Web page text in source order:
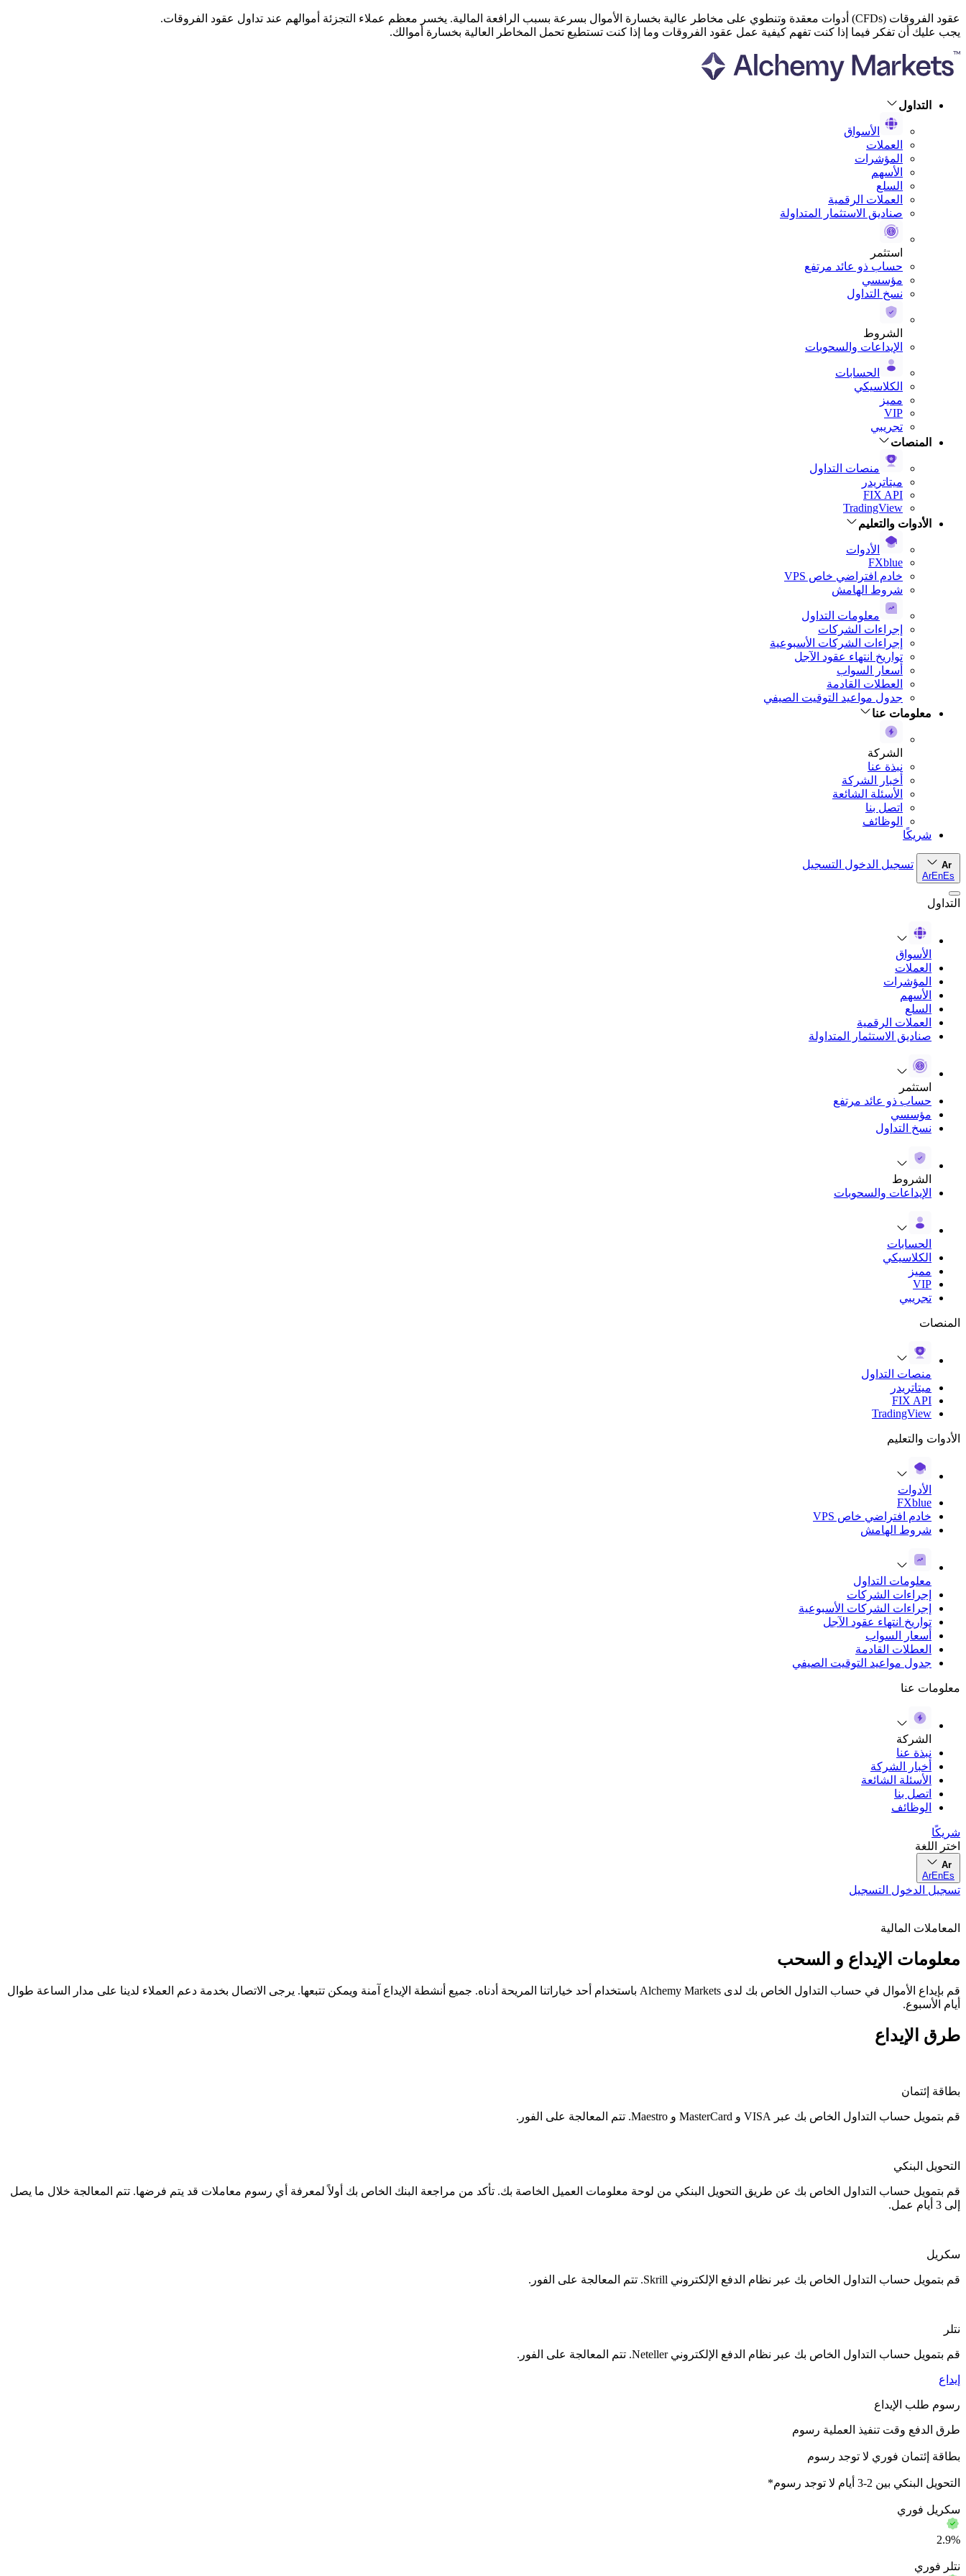
عقود الفروقات (CFDs) أدوات معقدة وتنطوي على مخاطر عالية بخسارة الأموال بسرعة بسبب الرافعة المالية. يخسر معظم عملاء التجزئة أموالهم عند تداول عقود الفروقات.
يجب عليك أن تفكر فيما إذا كنت تفهم كيفية عمل عقود الفروقات وما إذا كنت تستطيع تحمل المخاطر العالية بخسارة أموالك.
التداول
الأسواق
العملات
المؤشرات
الأسهم
السلع
العملات الرقمية
صناديق الاستثمار المتداولة
استثمر
حساب ذو عائد مرتفع
مؤسسي
نسخ التداول
الشروط
الإيداعات والسحوبات
الحسابات
الكلاسيكي
مميز
VIP
تجريبي
المنصات
منصات التداول
ميتاتريدر
FIX API
TradingView
الأدوات والتعليم
الأدوات
FXblue
خادم افتراضي خاص VPS
شروط الهامش
معلومات التداول
إجراءات الشركات
إجراءات الشركات الأسبوعية
تواريخ انتهاء عقود الآجل
أسعار السواب
العطلات القادمة
جدول مواعيد التوقيت الصيفي
معلومات عنا
الشركة
نبذة عنا
أخبار الشركة
الأسئلة الشائعة
اتصل بنا
الوظائف
شريكًا
Ar
ArEnEs
تسجيل الدخول التسجيل
التداول
الأسواق
العملات
المؤشرات
الأسهم
السلع
العملات الرقمية
صناديق الاستثمار المتداولة
استثمر
حساب ذو عائد مرتفع
مؤسسي
نسخ التداول
الشروط
الإيداعات والسحوبات
الحسابات
الكلاسيكي
مميز
VIP
تجريبي
المنصات
منصات التداول
ميتاتريدر
FIX API
TradingView
الأدوات والتعليم
الأدوات
FXblue
خادم افتراضي خاص VPS
شروط الهامش
معلومات التداول
إجراءات الشركات
إجراءات الشركات الأسبوعية
تواريخ انتهاء عقود الآجل
أسعار السواب
العطلات القادمة
جدول مواعيد التوقيت الصيفي
معلومات عنا
الشركة
نبذة عنا
أخبار الشركة
الأسئلة الشائعة
اتصل بنا
الوظائف
شريكًا
اختر اللغة
Ar
ArEnEs
تسجيل الدخول التسجيل
المعاملات المالية
معلومات الإيداع و السحب
قم بإيداع الأموال في حساب التداول الخاص بك لدى Alchemy Markets باستخدام أحد خياراتنا المريحة أدناه. جميع أنشطة الإيداع آمنة ويمكن تتبعها. يرجى الاتصال بخدمة دعم العملاء لدينا على مدار الساعة طوال
أيام الأسبوع.
طرق الإيداع
بطاقة إئتمان
قم بتمويل حساب التداول الخاص بك عبر VISA و MasterCard و Maestro. تتم المعالجة على الفور.
التحويل البنكي
قم بتمويل حساب التداول الخاص بك عن طريق التحويل البنكي من لوحة معلومات العميل الخاصة بك. تأكد من مراجعة البنك الخاص بك أولاً لمعرفة أي رسوم معاملات قد يتم فرضها. تتم المعالجة خلال ما يصل
إلى 3 أيام عمل.
سكريل
قم بتمويل حساب التداول الخاص بك عبر نظام الدفع الإلكتروني Skrill. تتم المعالجة على الفور.
نتلر
قم بتمويل حساب التداول الخاص بك عبر نظام الدفع الإلكتروني Neteller. تتم المعالجة على الفور.
إيداع
رسوم طلب الإيداع
طرق الدفع وقت تنفيذ العملية رسوم
بطاقة إئتمان فوري لا توجد رسوم
التحويل البنكي بين 2-3 أيام لا توجد رسوم*
سكريل فوري
2.9%
نتلر فوري